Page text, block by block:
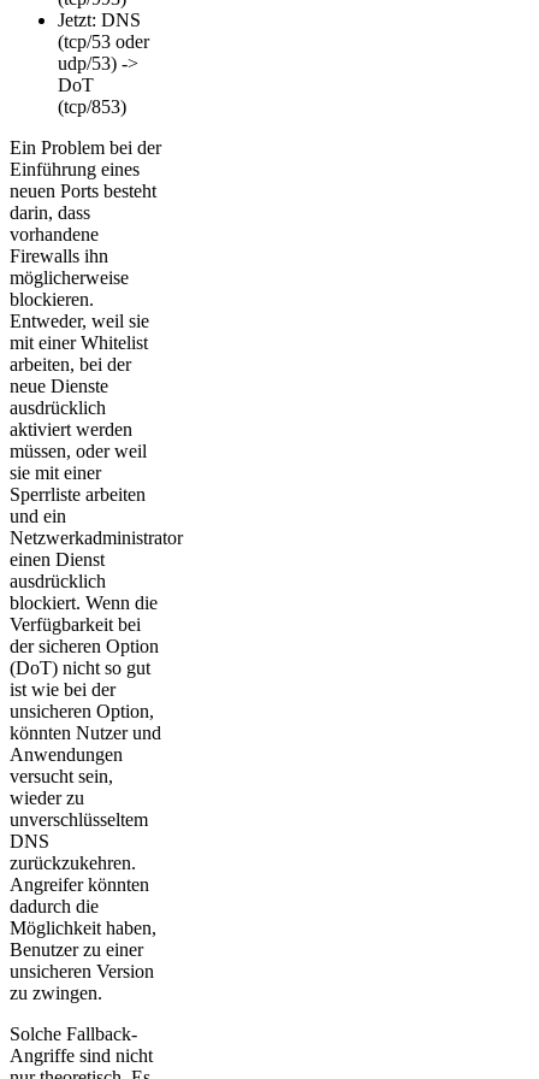
Jetzt: DNS
(tcp/53 oder
udp/53) ->
DoT
(tcp/853)
Ein Problem bei der
Einführung eines
neuen Ports besteht
darin, dass
vorhandene
Firewalls ihn
möglicherweise
blockieren.
Entweder, weil sie
mit einer Whitelist
arbeiten, bei der
neue Dienste
ausdrücklich
aktiviert werden
müssen, oder weil
sie mit einer
Sperrliste arbeiten
und ein
Netzwerkadministrator
einen Dienst
ausdrücklich
blockiert. Wenn die
Verfügbarkeit bei
der sicheren Option
(DoT) nicht so gut
ist wie bei der
unsicheren Option,
könnten Nutzer und
Anwendungen
versucht sein,
wieder zu
unverschlüsseltem
DNS
zurückzukehren.
Angreifer könnten
dadurch die
Möglichkeit haben,
Benutzer zu einer
unsicheren Version
zu zwingen.
Solche Fallback-
Angriffe sind nicht